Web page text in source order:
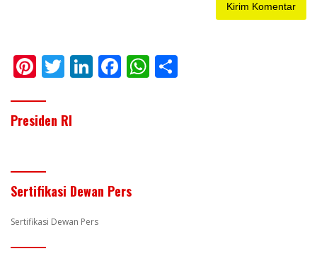
Pi
er
e
T
itt
er
Li F
k
W
Presiden RI
Sertifikasi Dewan Pers
Sertifikasi Dewan Pers